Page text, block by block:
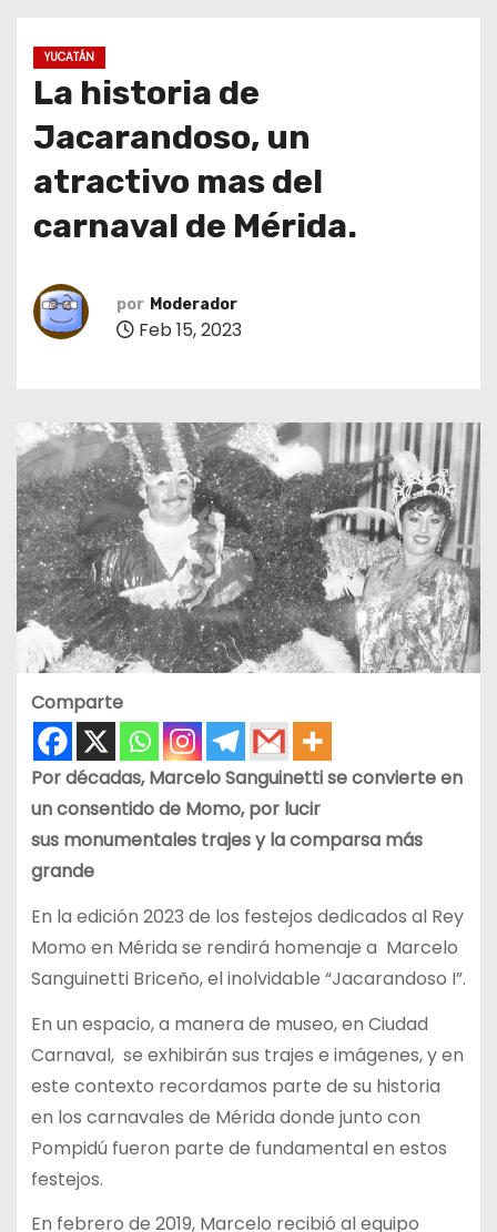
YUCATÁN
La historia de
Jacarandoso, un
atractivo mas del
carnaval de Mérida.
por Moderador
Feb 15, 2023
Comparte
Por décadas, Marcelo Sanguinetti se convierte en
un consentido de Momo, por lucir
sus monumentales trajes y la comparsa más
grande
En la edición 2023 de los festejos dedicados al Rey
Momo en Mérida se rendirá homenaje a Marcelo
Sanguinetti Briceño, el inolvidable “Jacarandoso I”.
En un espacio, a manera de museo, en Ciudad
Carnaval, se exhibirán sus trajes e imágenes, y en
este contexto recordamos parte de su historia
en los carnavales de Mérida donde junto con
Pompidú fueron parte de fundamental en estos
festejos.
En febrero de 2019, Marcelo recibió al equipo